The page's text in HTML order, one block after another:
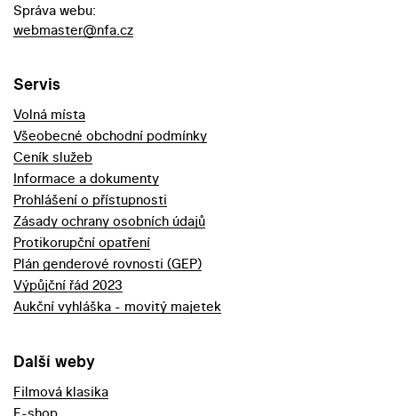
Správa webu:
webmaster@nfa.cz
Servis
Volná místa
Všeobecné obchodní podmínky
Ceník služeb
Informace a dokumenty
Prohlášení o přístupnosti
Zásady ochrany osobních údajů
Protikorupční opatření
Plán genderové rovnosti (GEP)
Výpůjční řád 2023
Aukční vyhláška - movitý majetek
Další weby
Filmová klasika